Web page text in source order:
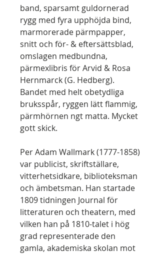
band, sparsamt guldornerad
rygg med fyra upphöjda bind,
marmorerade pärmpapper,
snitt och för- & eftersättsblad,
omslagen medbundna,
pärmexlibris för Arvid & Rosa
Hernmarck (G. Hedberg).
Bandet med helt obetydliga
bruksspår, ryggen lätt flammig,
pärmhörnen ngt matta. Mycket
gott skick.
Per Adam Wallmark (1777-1858)
var publicist, skriftställare,
vitterhetsidkare, biblioteksman
och ämbetsman. Han startade
1809 tidningen Journal för
litteraturen och theatern, med
vilken han på 1810-talet i hög
grad representerade den
gamla, akademiska skolan mot